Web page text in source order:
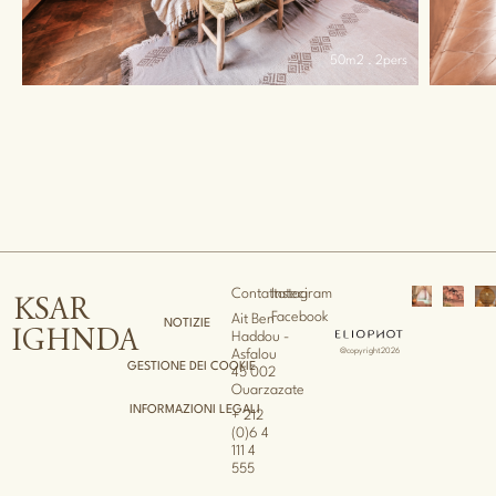
2pers 40m2 . 4pers
KSAR
IGHNDA
NOTIZIE
GESTIONE DEI COOKIE
INFORMAZIONI LEGALI
Contattateci
Ait Ben
Haddou -
Asfalou
45 002
Ouarzazate
+ 212
(0)6 4
111 4
555
Instagram
Facebook
@copyright2026